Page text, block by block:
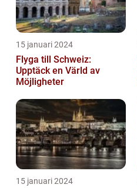
15 januari 2024
Flyga till Schweiz:
Upptäck en Värld av
Möjligheter
15 januari 2024